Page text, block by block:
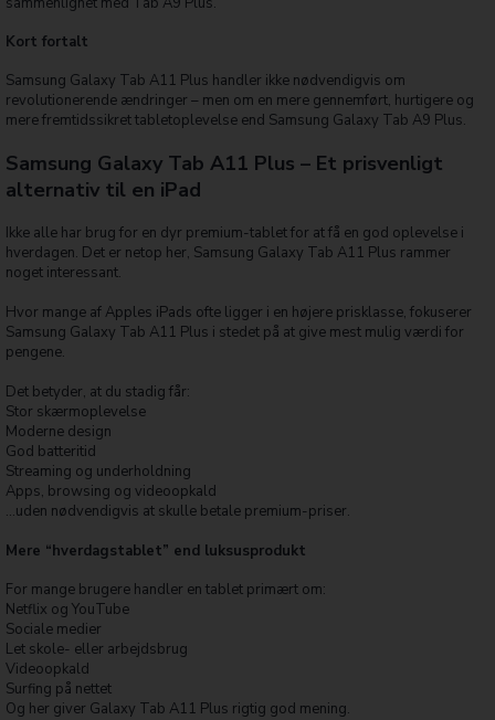
Kort fortalt
Samsung Galaxy Tab A11 Plus handler ikke nødvendigvis om
revolutionerende ændringer – men om en mere gennemført, hurtigere og
mere fremtidssikret tabletoplevelse end Samsung Galaxy Tab A9 Plus.
Samsung Galaxy Tab A11 Plus – Et prisvenligt
alternativ til en iPad
Ikke alle har brug for en dyr premium-tablet for at få en god oplevelse i
hverdagen. Det er netop her, Samsung Galaxy Tab A11 Plus rammer
noget interessant.
Hvor mange af Apples iPads ofte ligger i en højere prisklasse, fokuserer
Samsung Galaxy Tab A11 Plus i stedet på at give mest mulig værdi for
pengene.
Det betyder, at du stadig får:
Stor skærmoplevelse
Moderne design
God batteritid
Streaming og underholdning
Apps, browsing og videoopkald
…uden nødvendigvis at skulle betale premium-priser.
Mere “hverdagstablet” end luksusprodukt
For mange brugere handler en tablet primært om:
Netflix og YouTube
Sociale medier
Let skole- eller arbejdsbrug
Videoopkald
Surfing på nettet
Og her giver Galaxy Tab A11 Plus rigtig god mening.